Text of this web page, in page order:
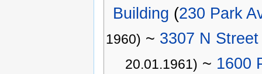
Building (230 Park
1960) ~ 3307 N
20.01.1961) ~ 1600